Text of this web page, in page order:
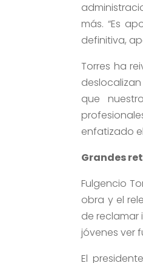
más. “Es
definitiva,
Torres ha
que
enfatizado
Grandes
Fulgencio
obra y el
de reclamar
jóvenes ver
El